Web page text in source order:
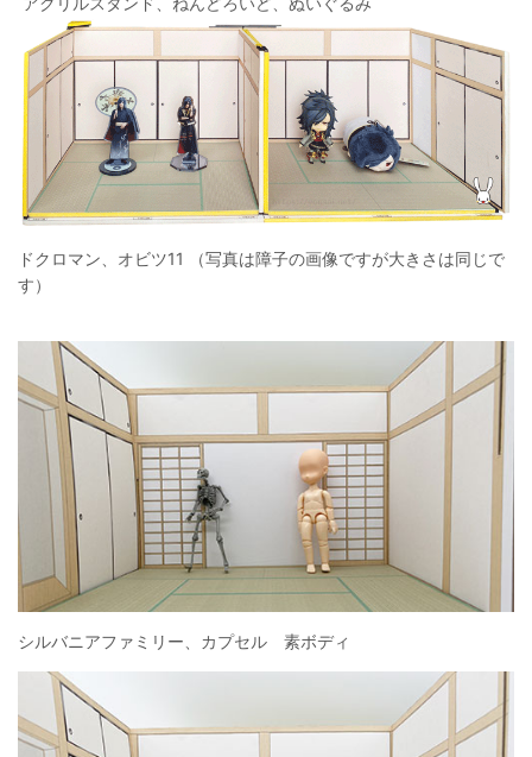
ドクロマン、オビツ11 （写真は障子の画像ですが大きさは同じで
す）
シルバニアファミリー、カプセル 素ボディ